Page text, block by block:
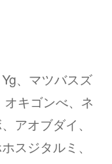
、マツバスズ
オキゴンべ、ネ
アオブダイ、
スジタルミ、